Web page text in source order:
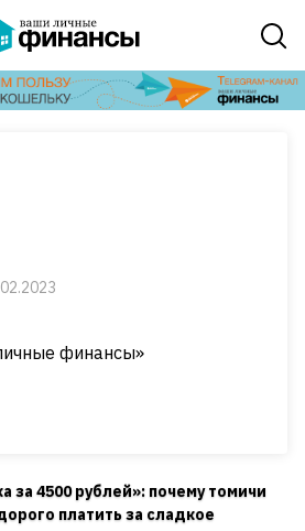
финансы»
за 4500 рублей»: почему томичи
платить за сладкое